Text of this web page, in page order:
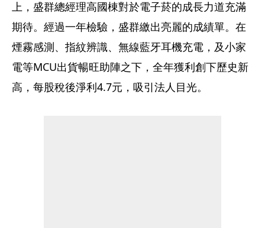
上，盛群總經理高國棟對於電子菸的成長力道充滿
期待。經過一年檢驗，盛群繳出亮麗的成績單。在
煙霧感測、指紋辨識、無線藍牙耳機充電，及小家
電等MCU出貨暢旺助陣之下，全年獲利創下歷史新
高，每股稅後淨利4.7元，吸引法人目光。